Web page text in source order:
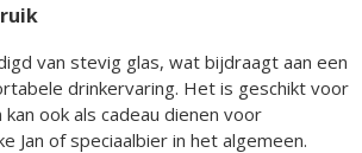
van stevig glas, wat bijdraagt aan een
drinkervaring. Het is geschikt voor
ook als cadeau dienen voor
Jan of speciaalbier in het algemeen.